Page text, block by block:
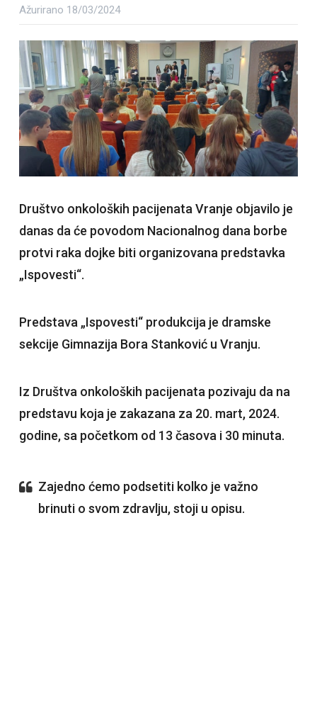
Ažurirano 18/03/2024
Društvo onkoloških pacijenata Vranje objavilo je
danas da će povodom Nacionalnog dana borbe
protvi raka dojke biti organizovana predstavka
„Ispovesti“.
Predstava „Ispovesti“ produkcija je dramske
sekcije Gimnazija Bora Stanković u Vranju.
Iz Društva onkoloških pacijenata pozivaju da na
predstavu koja je zakazana za 20. mart, 2024.
godine, sa početkom od 13 časova i 30 minuta.
Zajedno ćemo podsetiti kolko je važno
brinuti o svom zdravlju, stoji u opisu.